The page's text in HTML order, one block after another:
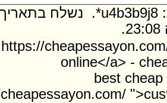
- מאת:‏ u4b3b9j8*. ‏ נשלח בתאריך
https://
online</a> -
best